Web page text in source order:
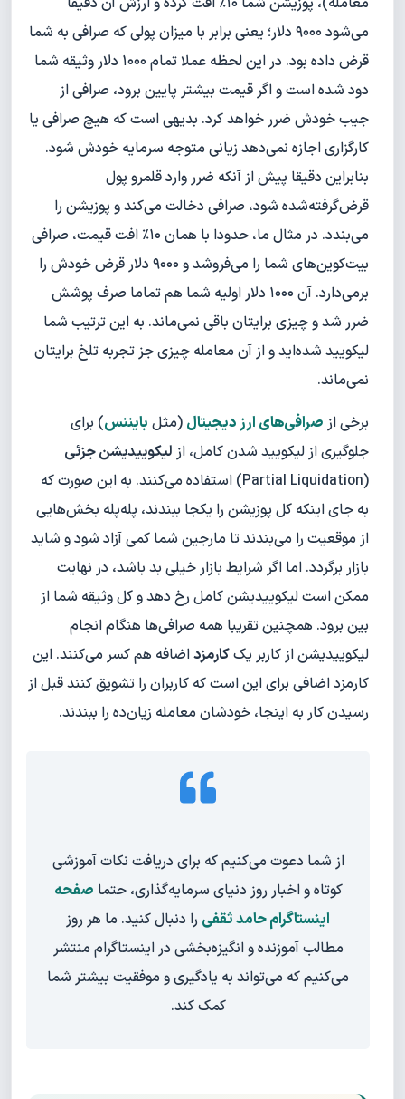
می‌شود ۹۰۰۰ دلار؛ یعنی برابر با میزان پولی که صرافی به شما
قرض داده بود. در این لحظه عملا تمام ۱۰۰۰ دلار وثیقه شما
دود شده است و اگر قیمت بیشتر پایین برود، صرافی از
جیب خودش ضرر خواهد کرد. بدیهی است که هیچ صرافی یا
کارگزاری اجازه نمی‌دهد زیانی متوجه سرمایه خودش شود.
بنابراین دقیقا پیش از آنکه ضرر وارد قلمرو پول
قرض‌گرفته‌شده شود، صرافی دخالت می‌کند و پوزیشن را
می‌بندد. در مثال ما، حدودا با همان ۱۰٪ افت قیمت، صرافی
بیت‌کوین‌های شما را می‌فروشد و ۹۰۰۰ دلار قرض خودش را
برمی‌دارد. آن ۱۰۰۰ دلار اولیه شما هم تماما صرف پوشش
ضرر شد و چیزی برایتان باقی نمی‌ماند. به این ترتیب شما
لیکویید شده‌اید و از آن معامله چیزی جز تجربه تلخ برایتان
نمی‌ماند.
برخی از صرافی‌های ارز دیجیتال (مثل بایننس) برای
جلوگیری از لیکویید شدن کامل، از لیکوییدیشن جزئی
(Partial Liquidation) استفاده می‌کنند. به این صورت که
به جای اینکه کل پوزیشن را یکجا ببندند، پله‌پله بخش‌هایی
از موقعیت را می‌بندند تا مارجین شما کمی آزاد شود و شاید
بازار برگردد. اما اگر شرایط بازار خیلی بد باشد، در نهایت
ممکن است لیکوییدیشن کامل رخ دهد و کل وثیقه شما از
بین برود. همچنین تقریبا همه صرافی‌ها هنگام انجام
لیکوییدیشن از کاربر یککارمزداضافه هم کسر می‌کنند. این
کارمزد اضافی برای این است که کاربران را تشویق کنند قبل از
رسیدن کار به اینجا، خودشان معامله زیان‌ده را ببندند.
از شما دعوت می‌کنیم که برای دریافت نکات آموزشی
کوتاه و اخبار روز دنیای سرمایه‌گذاری، حتما صفحه
اینستاگرام حامد ثقفی را دنبال کنید. ما هر روز
مطالب آموزنده و انگیزه‌بخشی در اینستاگرام منتشر
می‌کنیم که می‌تواند به یادگیری و موفقیت بیشتر شما
کمک کند.